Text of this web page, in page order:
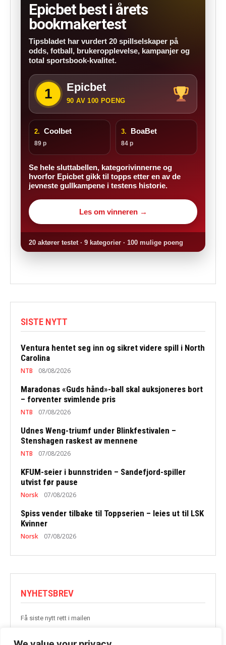
Epicbet best i årets
bookmakertest
Tipsbladet har vurdert 20 spillselskaper på
odds, fotball, brukeropplevelse, kampanjer og
total sportsbook-kvalitet.
1 Epicbet
90 AV 100 POENG
2. Coolbet
89 p
3. BoaBet
84 p
Se hele sluttabellen, kategorivinnerne og
hvorfor Epicbet gikk til topps etter en av de
jevneste gullkampene i testens historie.
Les om vinneren →
20 aktører testet · 9 kategorier · 100 mulige poeng
SISTE NYTT
Ventura hentet seg inn og sikret videre spill i North
Carolina
NTB 08/08/2026
Maradonas «Guds hånd»-ball skal auksjoneres bort
– forventer svimlende pris
NTB 07/08/2026
Udnes Weng-triumf under Blinkfestivalen –
Stenshagen raskest av mennene
NTB 07/08/2026
KFUM-seier i bunnstriden – Sandefjord-spiller
utvist før pause
Norsk 07/08/2026
Spiss vender tilbake til Toppserien – leies ut til LSK
Kvinner
Norsk 07/08/2026
NYHETSBREV
Få siste nytt rett i mailen